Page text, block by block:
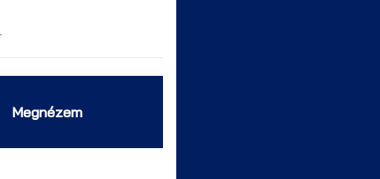
Megnézem